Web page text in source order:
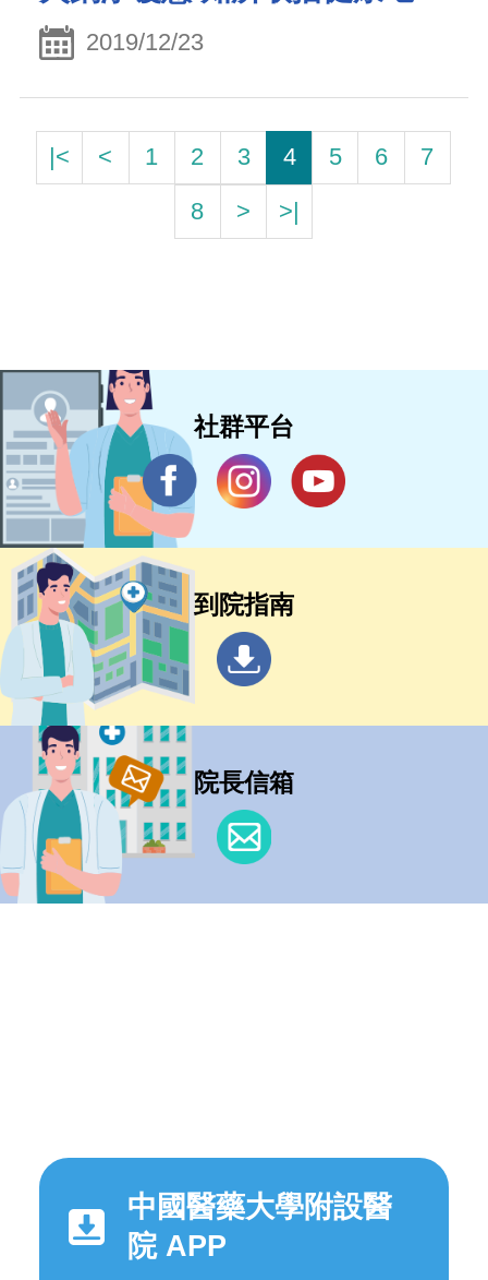
2019/12/23
|< < 1 2 3 4 5 6
7
8
> >|
社群平台
到院指南
院長信箱
中國醫藥大學附設醫
院 APP